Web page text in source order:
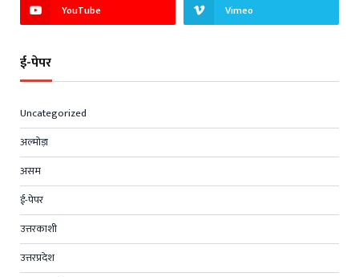
YouTube Vimeo
ई-पेपर
Uncategorized
अल्मोड़ा
असम
ई-पेपर
उत्तरकाशी
उत्तरप्रदेश